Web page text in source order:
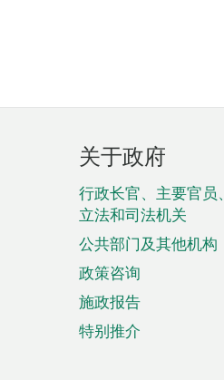
页
脚
菜
单
关于政府
行政长官、主要官员、
立法和司法机关
公共部门及其他机构
政策咨询
施政报告
特别推介